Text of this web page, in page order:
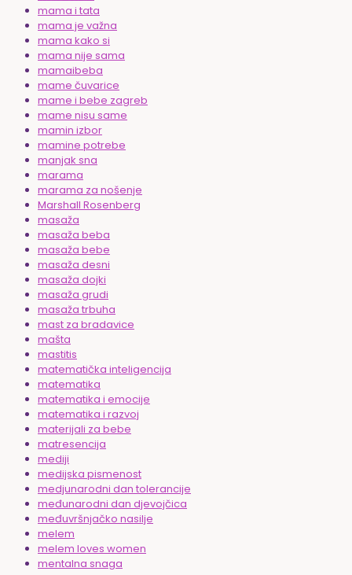
mama i tata
mama je važna
mama kako si
mama nije sama
mamaibeba
mame čuvarice
mame i bebe zagreb
mame nisu same
mamin izbor
mamine potrebe
manjak sna
marama
marama za nošenje
Marshall Rosenberg
masaža
masaža beba
masaža bebe
masaža desni
masaža dojki
masaža grudi
masaža trbuha
mast za bradavice
mašta
mastitis
matematička inteligencija
matematika
matematika i emocije
matematika i razvoj
materijali za bebe
matresencija
mediji
medijska pismenost
medjunarodni dan tolerancije
međunarodni dan djevojčica
međuvršnjačko nasilje
melem
melem loves women
mentalna snaga